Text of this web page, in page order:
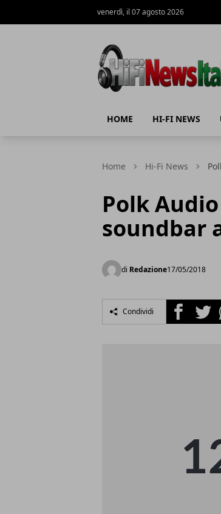
venerdì, il 07 agosto 2026
HOME HI-FI NEWS
Home Hi-Fi News
Polk
soundbar
di Redazione17/05/2018
Condividi Facebook